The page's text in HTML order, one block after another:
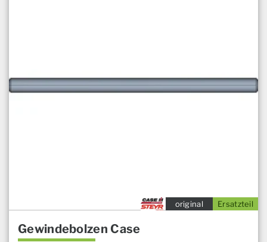
Ersatzteil
original
Gewindebolzen Case